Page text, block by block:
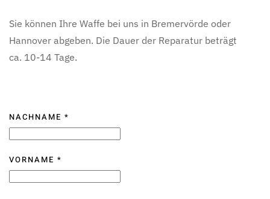
Sie können Ihre Waffe bei uns in Bremervörde oder
Hannover abgeben. Die Dauer der Reparatur beträgt
ca. 10-14 Tage.
NACHNAME *
VORNAME *